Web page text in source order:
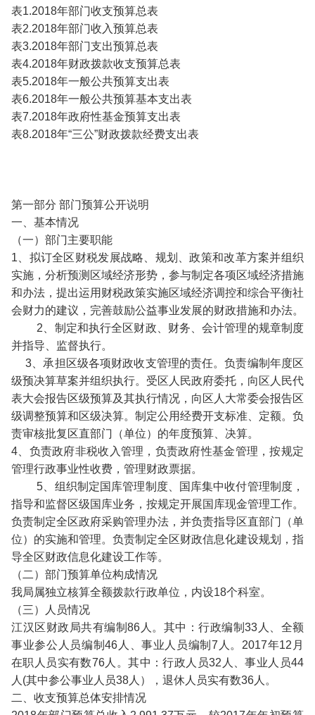
表1.2018年部门收支预算总表
表2.2018年部门收入预算总表
表3.2018年部门支出预算总表
表4.2018年财政拨款收支预算总表
表5.2018年一般公共预算支出表
表6.2018年一般公共预算基本支出表
表7.2018年政府性基金预算支出表
表8.2018年“三公”财政拨款经费支出表
第一部分 部门预算公开说明
一、基本情况
（一）部门主要职能
1、拟订全区财税发展战略、规划、政策和改革方案并组织
实施，分析预测区域经济形势，参与制定各项区域经济措施
和办法，提出运用财税政策实施区域经济调控和综合平衡社
会财力的建议，完善鼓励公益事业发展的财政措施和办法。
2、制定和执行全区财政、财务、会计管理的规章制度
并指导、监督执行。
3、承担区级各项财政收支管理的责任。负责编制年度区
级预决算草案并组织执行。受区人民政府委托，向区人民代
表大会报告区级预算及其执行情况，向区人大常委会报告区
级调整预算和区级决算。制定公用经费开支标准、定额。负
责审核批复区直部门（单位）的年度预算、决算。
4、负责政府非税收入管理，负责政府性基金管理，按规定
管理行政事业性收费，管理财政票据。
5、组织制定国库管理制度、国库集中收付管理制度，
指导和监督区级国库业务，按规定开展国库现金管理工作。
负责制定全区政府采购管理办法，并负责指导区直部门（单
位）的实施和管理。负责制定全区财政信息化建设规划，指
导全区财政信息化建设工作等。
（二）部门预算单位构成情况
我局属独立核算全额拨款行政单位，内设18个科室。
（三）人员情况
江汉区财政局共有编制86人。其中：行政编制33人、全额
事业参公人员编制46人、事业人员编制7人。2017年12月
在职人员实有数76人。其中：行政人员32人、事业人员44
人(其中参公事业人员38人），退休人员实有数36人。
二、收支预算总体安排情况